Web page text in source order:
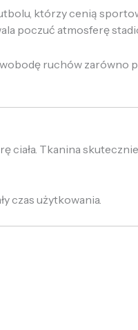
którzy cenią
poczuć atmosferę
ruchów zarówno
ciała. Tkanina
czas użytkowania.